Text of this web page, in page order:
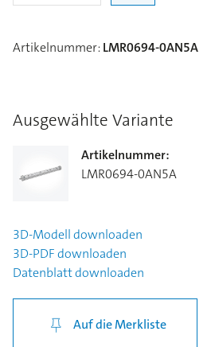
Artikelnummer:LMR0694-0AN5A
Ausgewählte Variante
Artikelnummer:
LMR0694-0AN5A
3D-Modelldownloaden
3D-PDFdownloaden
Datenblattdownloaden
Auf die Merkliste